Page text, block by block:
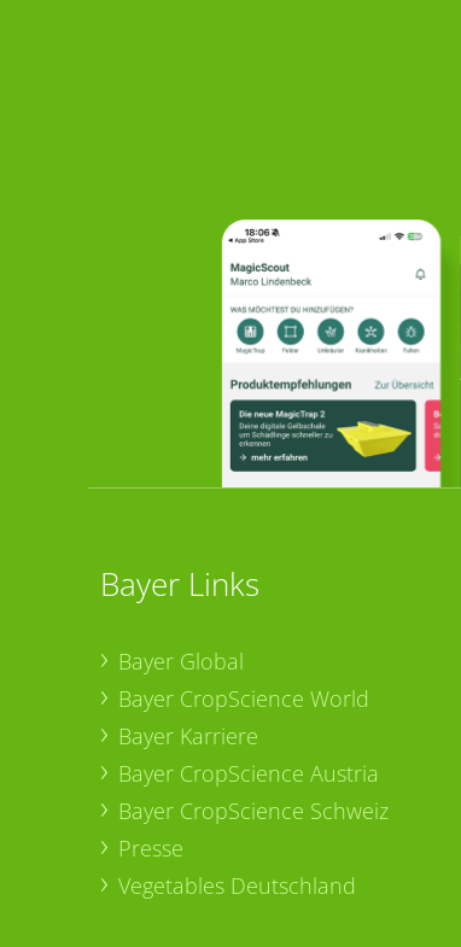
Bayer Links
Bayer Global
Bayer CropScience World
Bayer Karriere
Bayer CropScience Austria
Bayer CropScience Schweiz
Presse
Vegetables Deutschland